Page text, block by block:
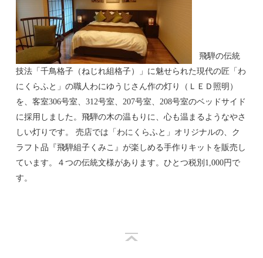
飛騨の伝統
技法「千鳥格子（ねじれ組格子）」に魅せられた現代の匠「わ
にくらふと」の職人わにゆうじさん作の灯り（ＬＥＤ照明）
を、客室306号室、312号室、207号室、208号室のベッドサイド
に採用しました。飛騨の木の温もりに、心も温まるようなやさ
しい灯りです。 売店では「わにくらふと」オリジナルの、ク
ラフト品『飛騨組子くみこ』が楽しめる手作りキットを販売し
ています。４つの伝統文様があります。ひとつ税別1,000円で
す。